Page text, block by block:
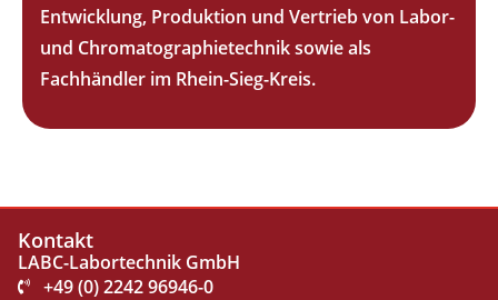
Entwicklung, Produktion und Vertrieb von Labor-
und Chromatographietechnik sowie als
Fachhändler im Rhein-Sieg-Kreis.
Kontakt
LABC-Labortechnik GmbH
+49 (0) 2242 96946-0